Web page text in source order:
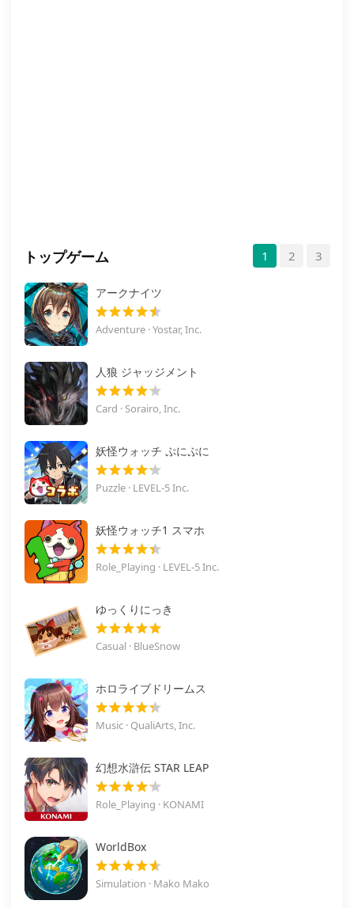
トップゲーム 1 2 3
アークナイツ
Adventure · Yostar, Inc.
人狼 ジャッジメント
Card · Sorairo, Inc.
妖怪ウォッチ ぷにぷに
Puzzle · LEVEL-5 Inc.
妖怪ウォッチ1 スマホ
Role_Playing · LEVEL-5 Inc.
ゆっくりにっき
Casual · BlueSnow
ホロライブドリームス
Music · QualiArts, Inc.
幻想水滸伝 STAR LEAP
Role_Playing · KONAMI
WorldBox
Simulation · Mako Mako